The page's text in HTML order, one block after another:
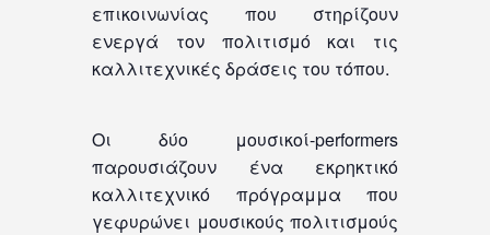
επικοινωνίας που στηρίζουν
ενεργά τον πολιτισμό και τις
καλλιτεχνικές δράσεις του τόπου.
Οι δύο μουσικοί-performers
παρουσιάζουν ένα εκρηκτικό
καλλιτεχνικό πρόγραμμα που
γεφυρώνει μουσικούς πολιτισμούς